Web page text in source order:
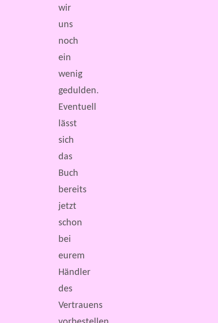
wir
uns
noch
ein
wenig
gedulden.
Eventuell
lässt
sich
das
Buch
bereits
jetzt
schon
bei
eurem
Händler
des
Vertrauens